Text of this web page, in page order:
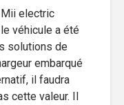
Mii electric
véhicule a été
solutions de
embarqué
il faudra
cette valeur. Il